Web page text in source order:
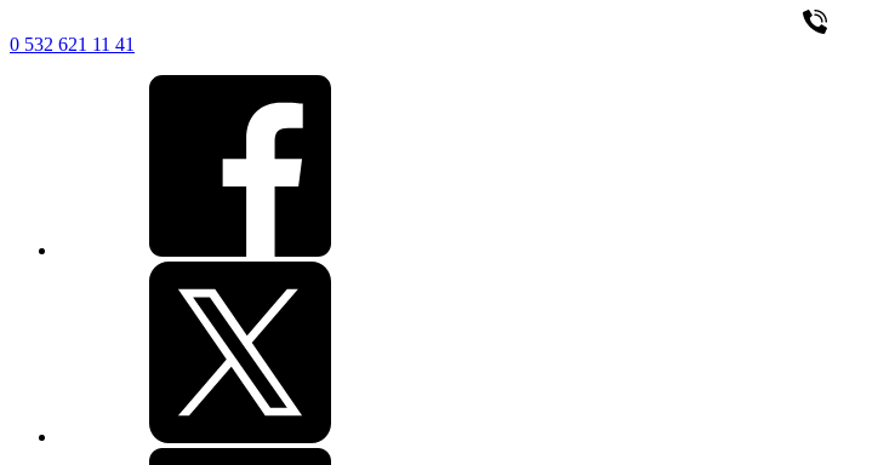
0 532 621 11 41